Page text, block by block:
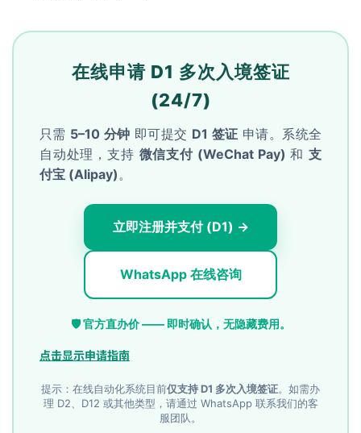
在线申请 D1 多次入境签证
(24/7)
只需 5–10 分钟 即可提交 D1 签证 申请。系统全
自动处理，支持 微信支付 (WeChat Pay) 和支
付宝 (Alipay) 。
立即注册并支付 (D1) →
WhatsApp 在线咨询
🛡️ 官方直办价 —— 即时确认，无隐藏费用。
点击显示申请指南
提示：在线自动化系统目前仅支持 D1 多次入境签证。如需办
理 D2、D12 或其他类型，请通过 WhatsApp 联系我们的客
服团队。